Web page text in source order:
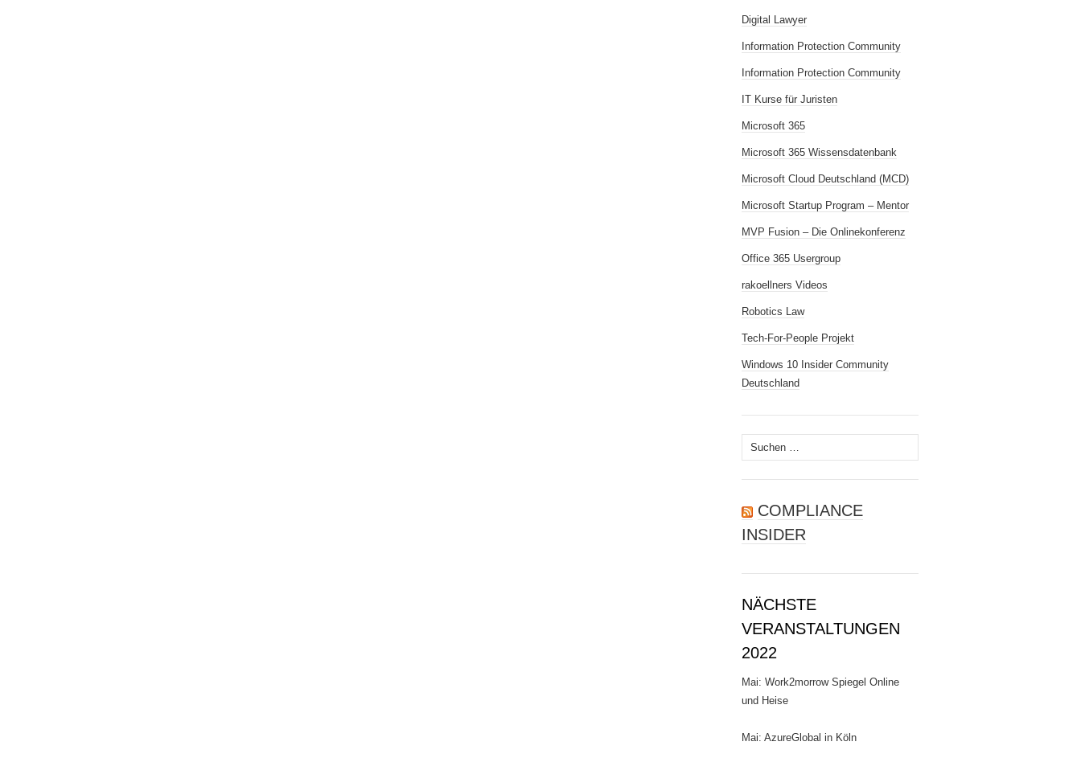
Digital Lawyer
Information Protection Community
Information Protection Community
IT Kurse für Juristen
Microsoft 365
Microsoft 365 Wissensdatenbank
Microsoft Cloud Deutschland (MCD)
Microsoft Startup Program – Mentor
MVP Fusion – Die Onlinekonferenz
Office 365 Usergroup
rakoellners Videos
Robotics Law
Tech-For-People Projekt
Windows 10 Insider Community
Deutschland
Suchen
nach:
COMPLIANCE
INSIDER
NÄCHSTE
VERANSTALTUNGEN
2022
Mai: Work2morrow Spiegel Online
und Heise
Mai: AzureGlobal in Köln